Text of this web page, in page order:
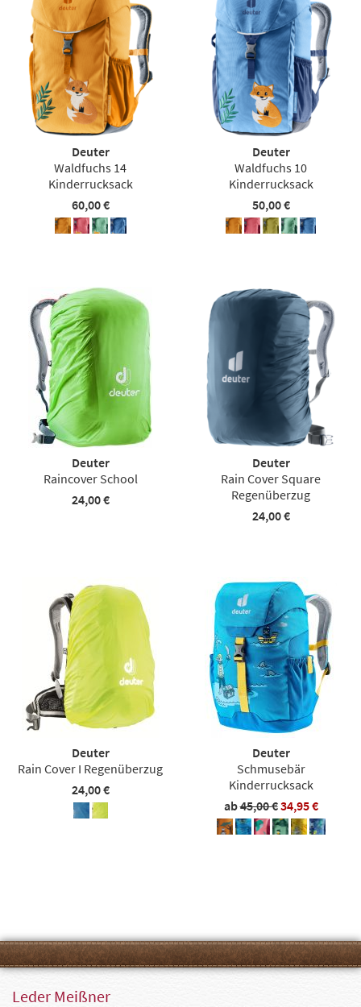
Deuter
Waldfuchs 14
Kinderrucksack
60,00 €
Deuter
Waldfuchs 10
Kinderrucksack
50,00 €
Deuter
Raincover School
24,00 €
Deuter
Rain Cover Square
Regenüberzug
24,00 €
Deuter
Rain Cover I Regenüberzug
24,00 €
Deuter
Schmusebär
Kinderrucksack
ab45,00 €34,95 €
Leder Meißner